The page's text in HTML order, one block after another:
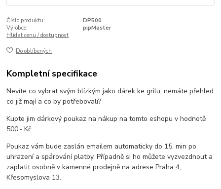
Číslo produktu:
DP500
Výrobce:
pipMaster
Hlídat cenu / dostupnost
Do oblíbených
Kompletní specifikace
Nevíte co vybrat svým blízkým jako dárek ke grilu, nemáte přehled
co již mají a co by potřebovali?
Kupte jim dárkový poukaz na nákup na tomto eshopu v hodnotě
500,- Kč
Poukaz vám bude zaslán emailem automaticky do 15. min po
uhrazení a spárování platby. Případně si ho můžete vyzvezdnout a
zaplatit osobně v kamenné prodejně na adrese Praha 4,
Křesomyslova 13.